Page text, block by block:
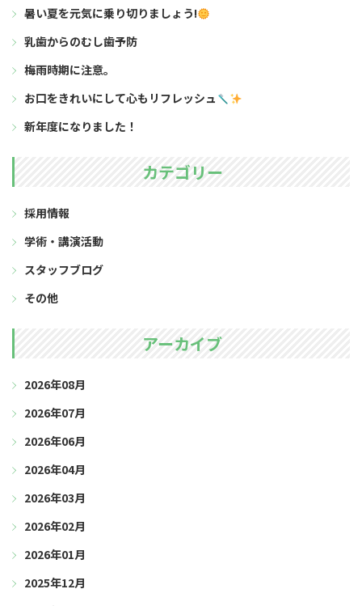
暑い夏を元気に乗り切りましょう!
乳歯からのむし歯予防
梅雨時期に注意。
お口をきれいにして心もリフレッシュ
新年度になりました！
カテゴリー
採用情報
学術・講演活動
スタッフブログ
その他
アーカイブ
2026年08月
2026年07月
2026年06月
2026年04月
2026年03月
2026年02月
2026年01月
2025年12月